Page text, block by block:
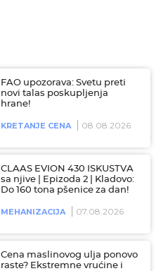
FAO upozorava: Svetu preti
novi talas poskupljenja
hrane!
KRETANJE CENA 08.08.2026
CLAAS EVION 430 ISKUSTVA
sa njive | Epizoda 2 | Kladovo:
Do 160 tona pšenice za dan!
MEHANIZACIJA 07.08.2026
Cena maslinovog ulja ponovo
raste? Ekstremne vrućine i